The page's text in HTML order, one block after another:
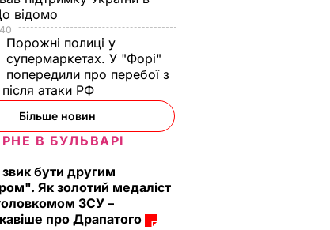
відомо
Порожні полиці у
супермаркетах. У "Форі"
попередили про перебої з
атаки РФ
Більше новин
В БУЛЬВАРІ
бути другим
Як золотий медаліст
ЗСУ –
про Драпатого